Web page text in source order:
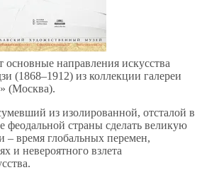
основные направления искусства
(1868–1912) из коллекции галереи
(Москва).
из изолированной, отсталой в
феодальной страны сделать великую
– время глобальных перемен,
и невероятного взлета